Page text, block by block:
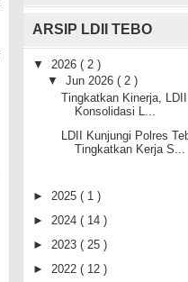
ARSIP LDII TEBO
▼ 2026 ( 2 )
▼ Jun 2026 ( 2 )
Tingkatkan Kinerja,
Konsolidasi L...
LDII Kunjungi Polres
Tingkatkan Kerja S...
► 2025 ( 1 )
► 2024 ( 14 )
► 2023 ( 25 )
► 2022 ( 12 )